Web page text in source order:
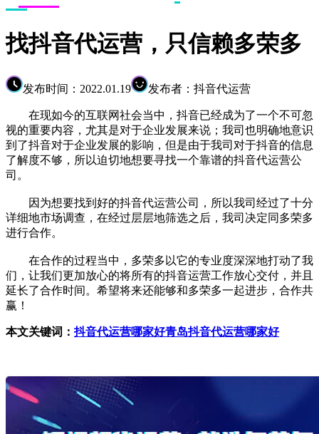
找抖音代运营，只信赖多荣多
发布时间：2022.01.19 发布者：抖音代运营
在现如今的互联网社会当中，抖音已经成为了一个不可忽
视的重要内容，尤其是对于企业发展来说；我司也明确地意识
到了抖音对于企业发展的影响，但是由于我司对于抖音的信息
了解度不够，所以迫切地想要寻找一个靠谱的抖音代运营公
司。
因为想要找到好的抖音代运营公司，所以我司经过了十分
详细地市场调查，在经过层层地筛选之后，我司决定同多荣多
进行合作。
在合作的过程当中，多荣多以它的专业度深深地打动了我
们，让我们更加放心的将所有的抖音运营工作放心交付，并且
延长了合作时间。希望将来还能够和多荣多一起进步，合作共
赢！
本文关键词：抖音代运营哪家好青岛抖音代运营哪家好